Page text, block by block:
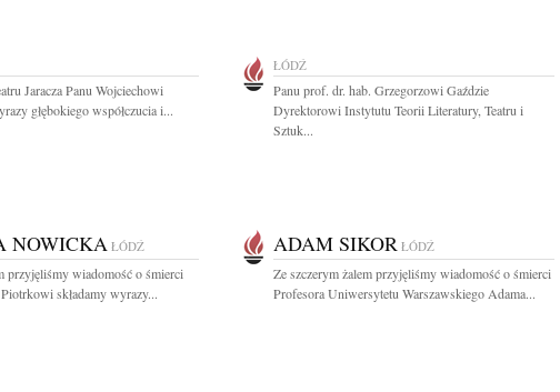
Jaracza Panu Wojciechowi
głębokiego współczucia i...
ŁÓDŹ
Panu prof. dr. hab. Grzegorzowi Gaździe
Dyrektorowi Instytutu Teorii Literatury, Teatru i
Sztuk...
NOWICKA ŁÓDŹ
przyjęliśmy wiadomość o śmierci
składamy wyrazy...
ADAM SIKOR ŁÓDŹ
Ze szczerym żalem przyjęliśmy wiadomość o śmierci
Profesora Uniwersytetu Warszawskiego Adama...